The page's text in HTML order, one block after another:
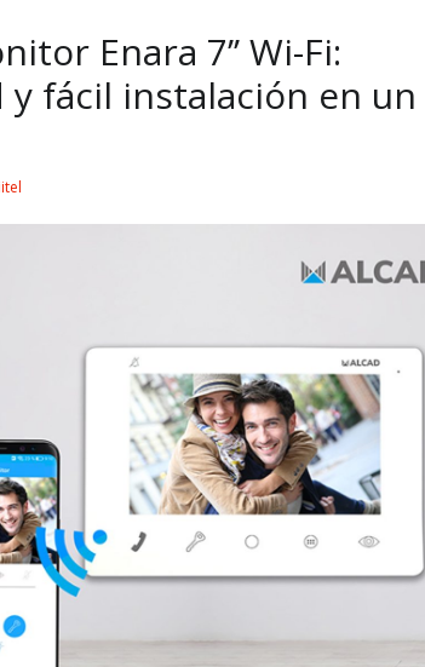
Enara 7’’ Wi-Fi:
fácil instalación en un